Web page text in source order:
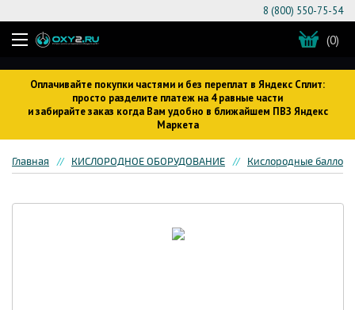
Оплачивайте покупки частями и без переплат в Яндекс Сплит:
просто разделите платеж на 4 равные части
и забирайте заказ когда Вам удобно в ближайшем ПВЗ Яндекс
Маркета
8 (800) 550-75-54
(0)
Главная КИСЛОРОДНОЕ ОБОРУДОВАНИЕ Кислородные